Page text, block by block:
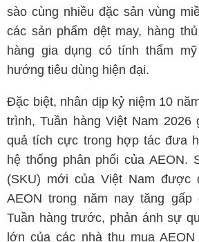
sào cùng nhiều đặc sản vùng
các sản phẩm dệt may, hàng
hàng gia dụng có tính thẩm
hướng tiêu dùng hiện đại.
Đặc biệt, nhân dịp kỷ niệm 10
trình, Tuần hàng Việt Nam 2026
quả tích cực trong hợp tác đưa
hệ thống phân phối của AEON.
(SKU) mới của Việt Nam được
AEON trong năm nay tăng
Tuần hàng trước, phản ánh sự
lớn của các nhà thu mua